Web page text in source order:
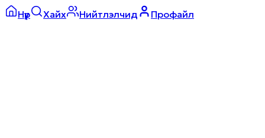
Нүүр Хайх Нийтлэлчид Профайл